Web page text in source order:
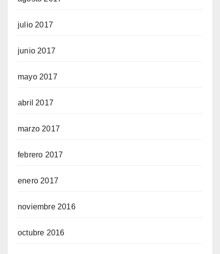
julio 2017
junio 2017
mayo 2017
abril 2017
marzo 2017
febrero 2017
enero 2017
noviembre 2016
octubre 2016